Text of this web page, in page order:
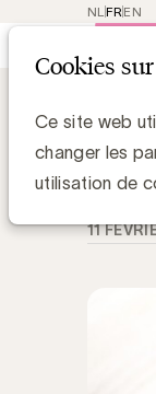
Cookies
Ce site web
changer les
utilisation de
EN
FR
NL
Chris
11